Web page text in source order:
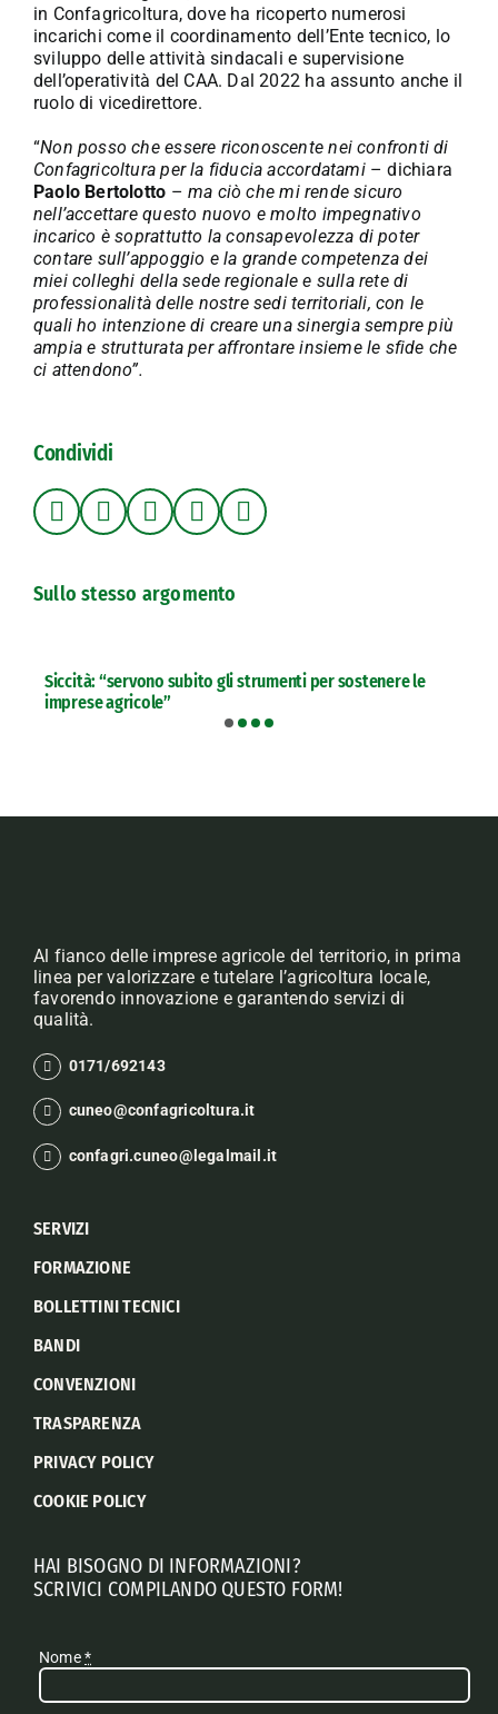
in Confagricoltura, dove ha ricoperto numerosi
incarichi come il coordinamento dell’Ente tecnico, lo
sviluppo delle attività sindacali e supervisione
dell’operatività del CAA. Dal 2022 ha assunto anche il
ruolo di vicedirettore.
“Non posso che essere riconoscente nei confronti di
Confagricoltura per la fiducia accordatami– dichiara
Paolo Bertolotto – ma ciò che mi rende sicuro
nell’accettare questo nuovo e molto impegnativo
incarico è soprattutto la consapevolezza di poter
contare sull’appoggio e la grande competenza dei
miei colleghi della sede regionale e sulla rete di
professionalità delle nostre sedi territoriali, con le
quali ho intenzione di creare una sinergia sempre più
ampia e strutturata per affrontare insieme le sfide che
ci attendono”.
Condividi
Sullo stesso argomento
Siccità: “servono subito gli strumenti per sostenere le
imprese agricole”
Al fianco delle imprese agricole del territorio, in prima
linea per valorizzare e tutelare l’agricoltura locale,
favorendo innovazione e garantendo servizi di
qualità.
0171/692143
cuneo@confagricoltura.it
confagri.cuneo@legalmail.it
SERVIZI
FORMAZIONE
BOLLETTINI TECNICI
BANDI
CONVENZIONI
TRASPARENZA
PRIVACY POLICY
COOKIE POLICY
HAI BISOGNO DI INFORMAZIONI?
SCRIVICI COMPILANDO QUESTO FORM!
Nome*